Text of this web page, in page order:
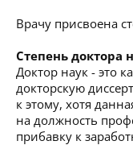
Врачу присвоена
Степень доктора
Доктор наук - это
докторскую
к этому, хотя
на должность
прибавку к